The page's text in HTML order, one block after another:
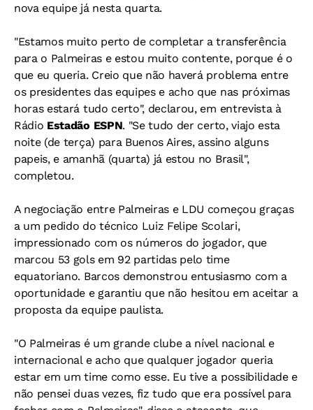
nova equipe já nesta quarta.
"Estamos muito perto de completar a transferência
para o Palmeiras e estou muito contente, porque é o
que eu queria. Creio que não haverá problema entre
os presidentes das equipes e acho que nas próximas
horas estará tudo certo", declarou, em entrevista à
Rádio Estadão ESPN. "Se tudo der certo, viajo esta
noite (de terça) para Buenos Aires, assino alguns
papeis, e amanhã (quarta) já estou no Brasil",
completou.
A negociação entre Palmeiras e LDU começou graças
a um pedido do técnico Luiz Felipe Scolari,
impressionado com os números do jogador, que
marcou 53 gols em 92 partidas pelo time
equatoriano. Barcos demonstrou entusiasmo com a
oportunidade e garantiu que não hesitou em aceitar a
proposta da equipe paulista.
"O Palmeiras é um grande clube a nível nacional e
internacional e acho que qualquer jogador queria
estar em um time como esse. Eu tive a possibilidade e
não pensei duas vezes, fiz tudo que era possível para